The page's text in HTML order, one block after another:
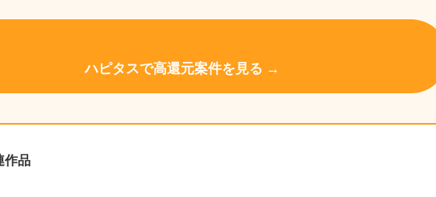
ハピタスで高還元案件を見る →
作品